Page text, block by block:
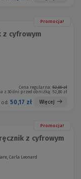
Promocja!
z cyfrowym
Cena regularna: 52,80 zł
z 30 dni przed obniżką: 52,80 zł
od: 50,17 zł Więcej
Promocja!
z cyfrowym
Carla Leonard